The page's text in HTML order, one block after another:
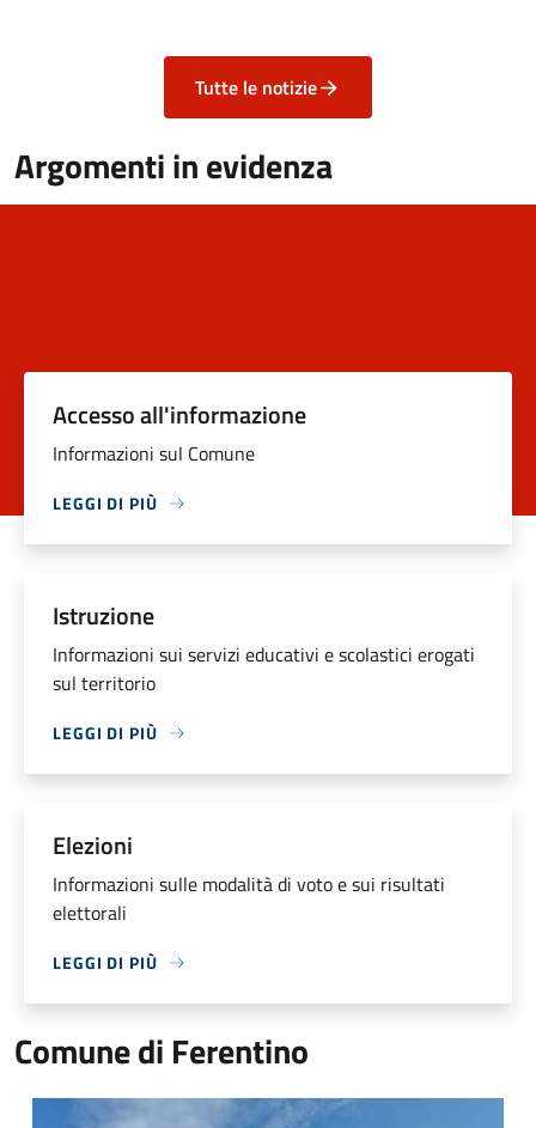
Tutte le notizie
Argomenti in evidenza
Accesso all'informazione
Informazioni sul Comune
LEGGI DI PIÙ
Istruzione
Informazioni sui servizi educativi e scolastici erogati
sul territorio
LEGGI DI PIÙ
Elezioni
Informazioni sulle modalità di voto e sui risultati
elettorali
LEGGI DI PIÙ
Comune di Ferentino
Foto Ferentino